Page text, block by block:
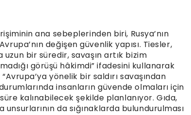
ana sebeplerinden biri, Rusya’nın
değişen güvenlik yapısı. Tiesler,
uzun bir süredir, savaşın artık bizim
görüşü hâkimdi” ifadesini kullanarak
yönelik bir saldırı savaşından
insanların güvende olmaları için
kalınabilecek şekilde planlanıyor. Gıda,
da sığınaklarda bulundurulması